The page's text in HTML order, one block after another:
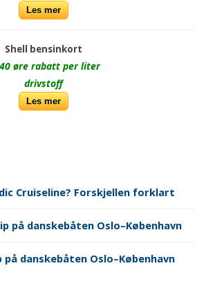
Les mer
Shell bensinkort
øre rabatt per liter
drivstoff
Les mer
Cruiseline? Forskjellen forklart
på danskebåten Oslo–København
på danskebåten Oslo–København